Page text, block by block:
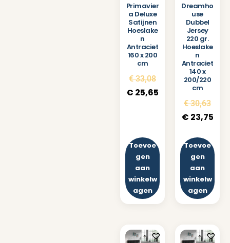
Primavier
a Deluxe
Satijnen
Hoeslake
n
Antraciet
160 x 200
cm
€33,08
€ 25,65
Toevoe
gen
aan
winkelw
agen
Dreamho
use
Dubbel
Jersey
220 gr.
Hoeslake
n
Antraciet
140 x
200/220
cm
€30,63
€ 23,75
Toevoe
gen
aan
winkelw
agen